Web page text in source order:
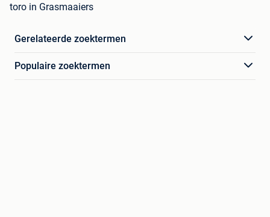
toro in Grasmaaiers
Gerelateerde zoektermen
Populaire zoektermen